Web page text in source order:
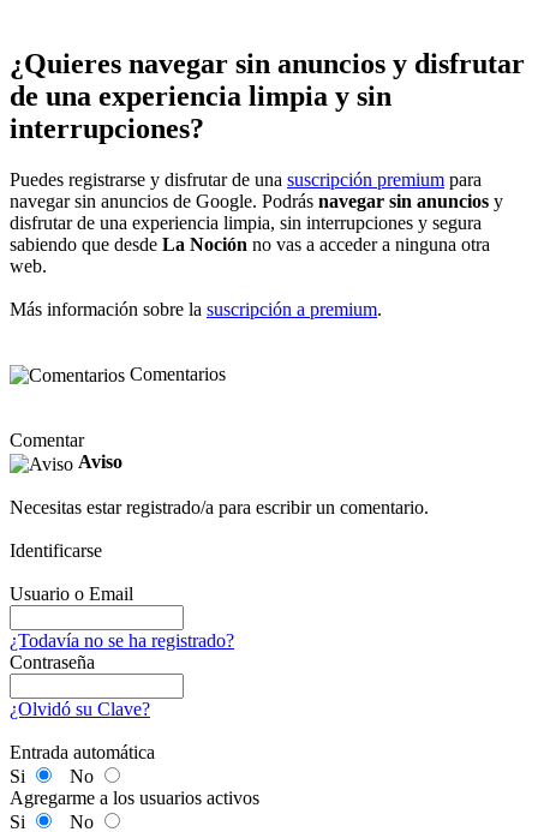
¿Quieres navegar sin anuncios y disfrutar
de una experiencia limpia y sin
interrupciones?
Puedes registrarse y disfrutar de una suscripción premium para
navegar sin anuncios de Google. Podrás navegar sin anuncios y
disfrutar de una experiencia limpia, sin interrupciones y segura
sabiendo que desde La Noción no vas a acceder a ninguna otra
web.
Más información sobre la suscripción a premium.
Comentarios
Comentar
Aviso
Necesitas estar registrado/a para escribir un comentario.
Identificarse
Usuario o Email
¿Todavía no se ha registrado?
Contraseña
¿Olvidó su Clave?
Entrada automática
Si
No
Agregarme a los usuarios activos
Si
No